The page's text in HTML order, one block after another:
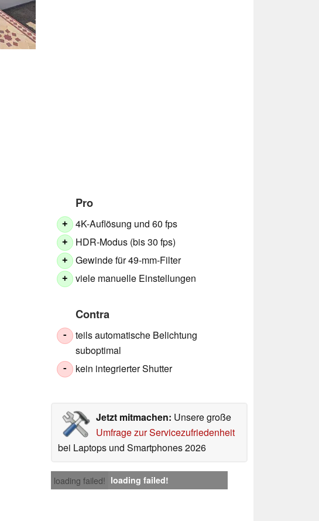
Pro
+ 4K-Auflösung und 60 fps
+ HDR-Modus (bis 30 fps)
+ Gewinde für 49-mm-Filter
+ viele manuelle Einstellungen
Contra
-
teils automatische Belichtung
suboptimal
- kein integrierter Shutter
Jetzt mitmachen: Unsere große
Umfrage zur Servicezufriedenheit
bei Laptops und Smartphones 2026
loading failed! loading failed!